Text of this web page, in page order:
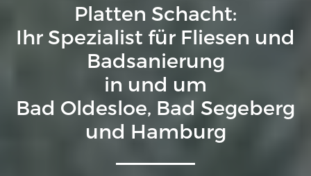
Platten Schacht:
Ihr Spezialist für Fliesen und
Badsanierung
in und um
Bad Oldesloe, Bad Segeberg
und Hamburg